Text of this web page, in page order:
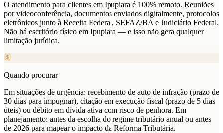
O atendimento para clientes em Ipupiara é 100% remoto. Reuniões
por videoconferência, documentos enviados digitalmente, protocolos
eletrônicos junto à Receita Federal, SEFAZ/BA e Judiciário Federal.
Não há escritório físico em Ipupiara — e isso não gera qualquer
limitação jurídica.
Quando procurar
Em situações de urgência: recebimento de auto de infração (prazo de
30 dias para impugnar), citação em execução fiscal (prazo de 5 dias
úteis) ou débito em dívida ativa com risco de penhora. Em
planejamento: antes da escolha do regime tributário anual ou antes
de 2026 para mapear o impacto da Reforma Tributária.